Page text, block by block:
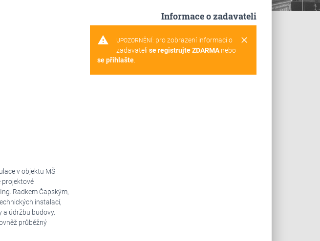
v objektu MŠ
projektové
Radkem Čapským,
instalací,
a údržbu budovy.
průběžný
Informace o zadavateli
warning clear
UPOZORNĚNÍ: pro zobrazení informací o
zadavateli se registrujte ZDARMAnebo
se přihlašte.